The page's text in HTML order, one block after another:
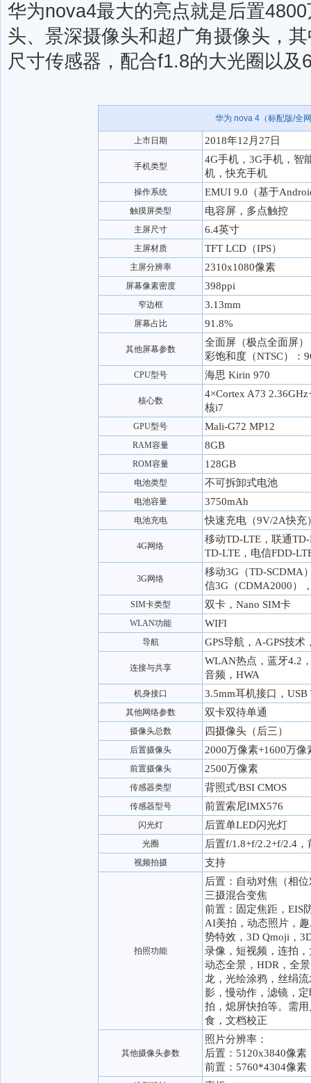
华为nova4最大的亮点就是后置
头、景深摄像头和超广角摄像头，
尺寸传感器，配合f1.8的大光圈以
华为 nova 4（标配版/全
上市日期 2018年12月27日
手机类型
4G手机，3G手机，智
机，快充手机
操作系统 EMUI 9.0（基于
触摸屏类型 电容屏，多点触控
主屏尺寸 6.4英寸
主屏材质 TFT LCD（IPS）
主屏分辨率 2310x1080像素
屏幕像素密度 398ppi
窄边框 3.13mm
屏幕占比 91.8%
其他屏幕参数
全面屏（极点全面屏
彩饱和度（NTSC）：
CPU型号 海思 Kirin 970
核心数
4×Cortex A73
核i7
GPU型号 Mali-G72 MP12
RAM容量 8GB
ROM容量 128GB
电池类型 不可拆卸式电池
电池容量 3750mAh
电池充电 快速充电（9V/2A快充
4G网络
移动TD-LTE，联通
TD-LTE，电信FDD-
3G网络
移动3G（TD-SCDMA
信3G（CDMA2000）
SIM卡类型 双卡，Nano SIM卡
WLAN功能 WIFI
导航 GPS导航，A-GPS技
连接与共享
WLAN热点，蓝牙4.2
音频，HWA
机身接口 3.5mm耳机接口，USB
其他网络参数 双卡双待单通
摄像头总数 四摄像头（后三）
后置摄像头 2000万像素+1600万像
前置摄像头 2500万像素
传感器类型 背照式/BSI CMOS
传感器型号 前置索尼IMX576
闪光灯 后置单LED闪光灯
光圈 后置f/1.8+f/2.2+f/2.4，
视频拍摄 支持
拍照功能
后置：自动对焦（相
三摄混合变焦
前置：固定焦距，EIS
AI美拍，动态照片，
势特效，3D Qmoji，
录像，短视频，连拍
动态全景，HDR，全
龙，光绘涂鸦，丝绢
影，慢动作，滤镜，
拍，熄屏快拍等。需
食，文档校正
其他摄像头参数
照片分辨率：
后置：5120x3840像素
前置：5760*4304像素